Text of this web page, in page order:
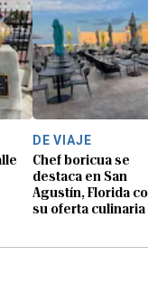
DE VIAJE
Chef boricua se
destaca en San
Agustín, Florida con
su oferta culinaria